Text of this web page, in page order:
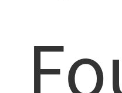
这些温度控制着冰
动的速度。
哈伯德说：“